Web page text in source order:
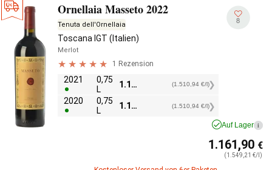
Ornellaia Masseto 2022
Tenuta dell'Ornellaia
Toscana IGT (Italien)
Merlot
1 Rezension
2021
0,75
L
1.133,20 (1.510,94 €/l)
2020
0,75
L
1.133,20 (1.510,94 €/l)
8
Auf Lager i
1.161,90 €
(1.549,21 €/l)